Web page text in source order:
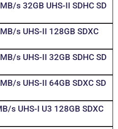
s 32GB UHS-II SDHC SD
s UHS-II 128GB SDXC
s UHS-II 32GB SDHC SD
s UHS-II 64GB SDXC SD
s UHS-I U3 128GB SDXC